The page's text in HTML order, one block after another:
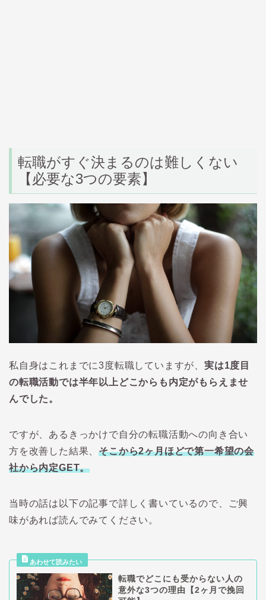
転職がすぐ決まるのは難しくない
【必要な3つの要素】
私自身はこれまでに3度転職していますが、実は1度目
の転職活動では半年以上どこからも内定がもらえませ
んでした。
ですが、あるきっかけで自分の転職活動への向き合い
方を改善した結果、そこから2ヶ月ほどで第一希望の会
社から内定GET。
当時の話は以下の記事で詳しく書いているので、ご興
味があれば読んでみてください。
転職でどこにも受からない人の
意外な3つの理由【2ヶ月で挽回